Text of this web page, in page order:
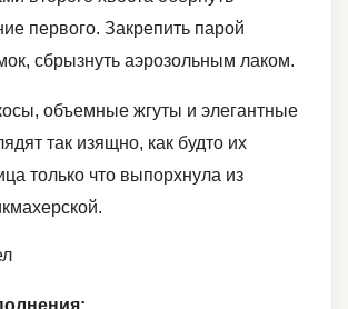
первого. Закрепить парой
сбрызнуть аэрозольным лаком.
объемные жгуты и элегантные
так изящно, как будто их
только что выпорхнула из